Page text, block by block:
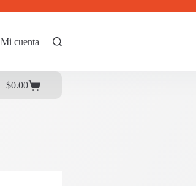
Mi cuenta
Carrito
$0.00